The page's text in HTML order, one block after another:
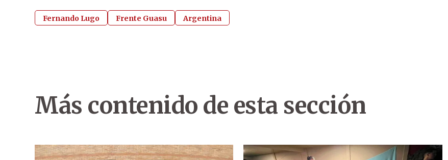
Fernando Lugo Frente Guasu Argentina
Más contenido de esta sección